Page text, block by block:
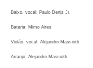
Baixo, vocal: Paulo Deniz Jr.
Bateria: Mimo Aires
Violão, vocal: Alejandro Massiotti
Arranjo: Alejandro Massiotti